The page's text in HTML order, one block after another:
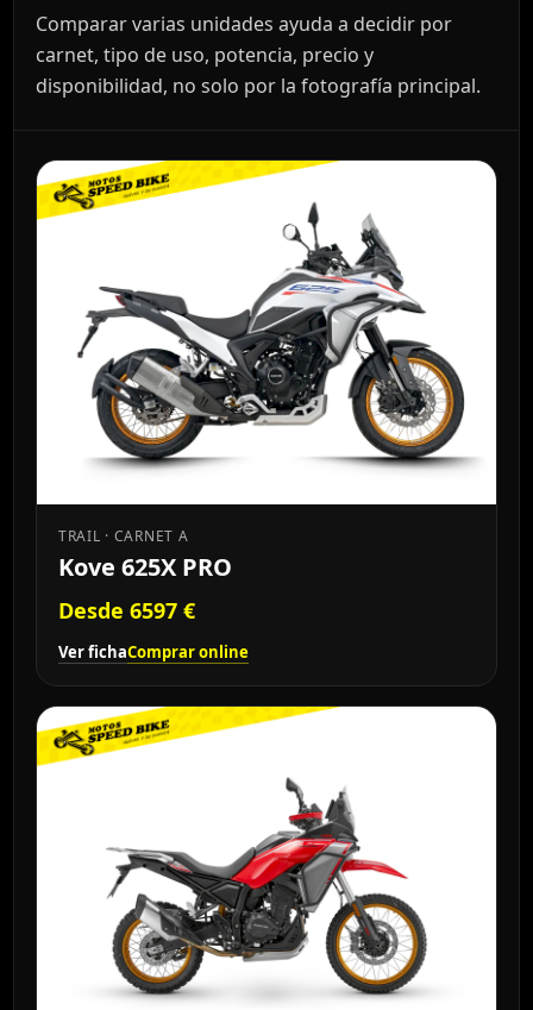
Comparar varias unidades ayuda a decidir por
carnet, tipo de uso, potencia, precio y
disponibilidad, no solo por la fotografía principal.
TRAIL · CARNET A
Kove 625X PRO
Desde 6597 €
Ver fichaComprar online